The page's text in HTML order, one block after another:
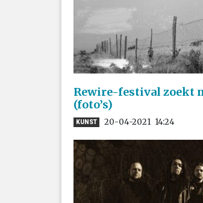
Rewire-festival zoekt
(foto’s)
KUNST 20-04-2021 14:24